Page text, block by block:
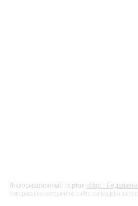
Информационный портал «Мир ::
Копирование материалов сайта запрещено